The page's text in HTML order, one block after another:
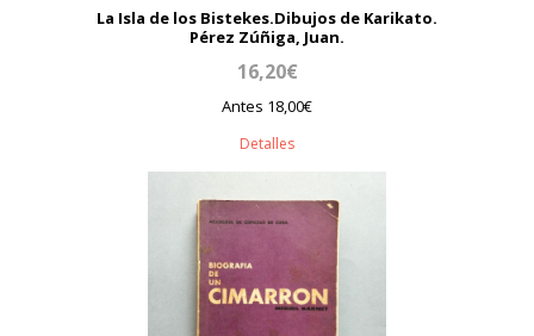
La Isla de los Bistekes.Dibujos de Karikato.
Pérez Zúñiga, Juan.
16,20€
Antes 18,00€
Detalles